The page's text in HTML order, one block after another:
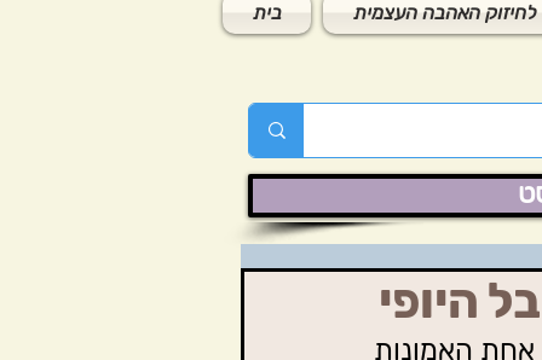
בית האהבה העצמית
אחת האמונות